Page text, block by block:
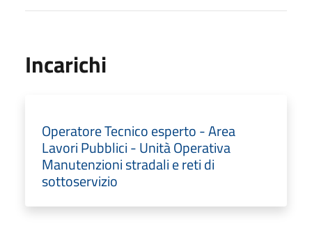
Incarichi
Operatore Tecnico esperto - Area
Lavori Pubblici - Unità Operativa
Manutenzioni stradali e reti di
sottoservizio